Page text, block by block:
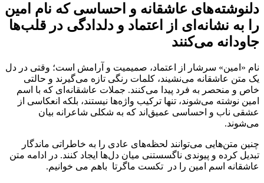
دلنوشته‌های عاشقانه و احساسی که نام امین
را به نشانه‌ای از اعتماد و دلدادگی در قلب‌ها
جاودانه می‌کنند
نام «امین» سرشار از اعتماد، صمیمیت و آرامش است؛ وقتی در دل
یک متن عاشقانه می‌نشیند، کلمات رنگی تازه می‌گیرند و حالتی
خاص و منحصر به فرد پیدا می‌کنند. جملات عاشقانه‌ای که با اسم
امین نوشته می‌شوند، تنها ترکیب واژه‌ها نیستند، بلکه انعکاسی از
عشقی ناب و احساسی عمیق‌اند که به شکلی شاعرانه بیان
می‌شوند.
چنین متن‌هایی می‌توانند لحظه‌های عادی را به خاطراتی ماندگار
تبدیل کرده و پیوندی ناگسستنی میان دل‌ها ایجاد کنند. در ادامه متن
عاشقانه اسم امین را در تکست ماگرتا باهم می خوانیم.